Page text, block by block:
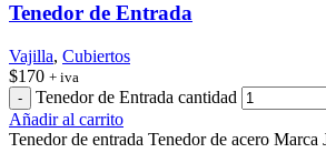
Tenedor de Entrada
Vajilla, Cubiertos
$170 + iva
Tenedor de Entrada cantidad
Añadir al carrito
Tenedor de entrada Tenedor de acero Marca